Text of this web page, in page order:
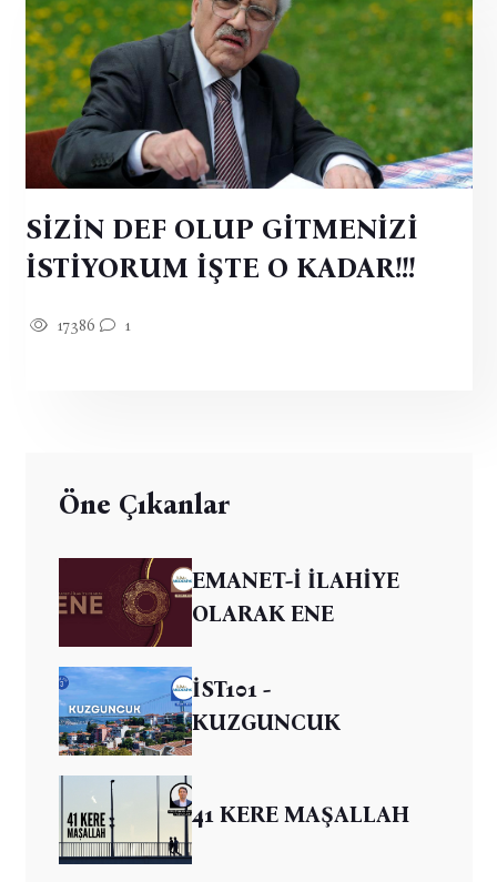
SİZİN DEF OLUP GİTMENİZİ
İSTİYORUM İŞTE O KADAR!!!
17386 1
Öne Çıkanlar
EMANET-İ İLAHİYE
OLARAK ENE
İST101 -
KUZGUNCUK
41 KERE MAŞALLAH